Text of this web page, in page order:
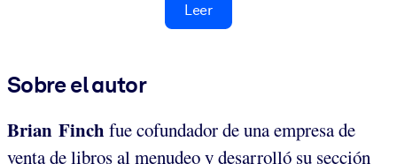
Leer
Sobre el autor
Brian Finch fue cofundador de una empresa de
venta de libros al menudeo y desarrolló su sección